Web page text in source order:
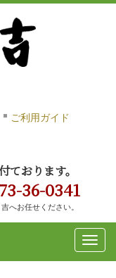
ご利用ガイド
ております。
36-0341
へお任せください。